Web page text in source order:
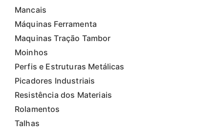
Mancais
Máquinas Ferramenta
Maquinas Tração Tambor
Moinhos
Perfis e Estruturas Metálicas
Picadores Industriais
Resistência dos Materiais
Rolamentos
Talhas